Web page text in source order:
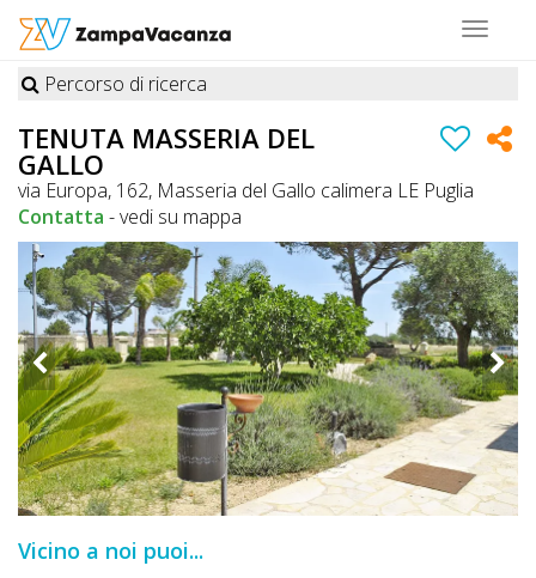
Toggle
STRUTTURE
A
DOG
LUOGHI
A
DOG
OFFERTE
A
DOG
Percorso di ricerca
TENUTA MASSERIA DEL
GALLO
via Europa, 162, Masseria del Gallo calimera LE Puglia
Contatta -vedi su mappa
Vicino a noi puoi...